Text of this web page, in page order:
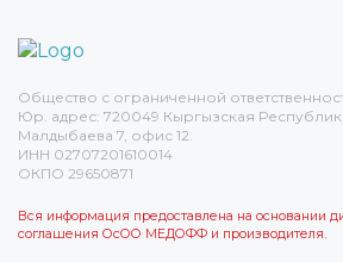
Общество с ограниченной
Юр. адрес: 720049 Кыргызская
Малдыбаева 7, офис 12.
ИНН 02707201610014
ОКПО 29650871
Вся информация предоставлена на основании
соглашения ОсОО МЕДОФФ и производителя.